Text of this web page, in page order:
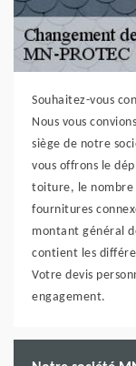
Souhaitez-vous
Nous vous
siège de notre
vous offrons le
toiture, le nombre
fournitures
montant général
contient les
Votre devis
engagement.